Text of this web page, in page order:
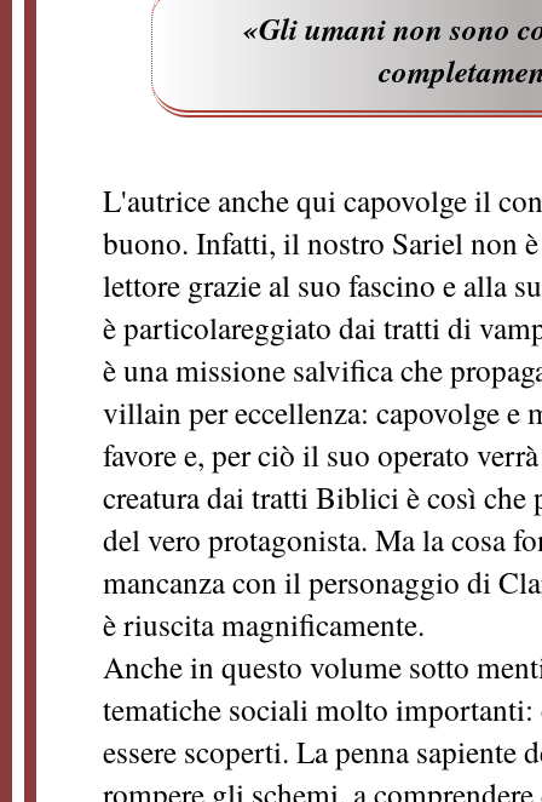
«Gli umani non sono
L'autrice anche qui capovolge il
buono. Infatti, il nostro Sariel non
lettore grazie al suo fascino e alla
è particolareggiato dai tratti di
è una missione salvifica che
villain per eccellenza: capovolge
favore e, per ciò il suo operato
creatura dai tratti Biblici è così che
del vero protagonista. Ma la cosa
mancanza con il personaggio di
è riuscita magnificamente.
Anche in questo volume sotto
tematiche sociali molto
essere scoperti. La penna sapiente
rompere gli schemi, a